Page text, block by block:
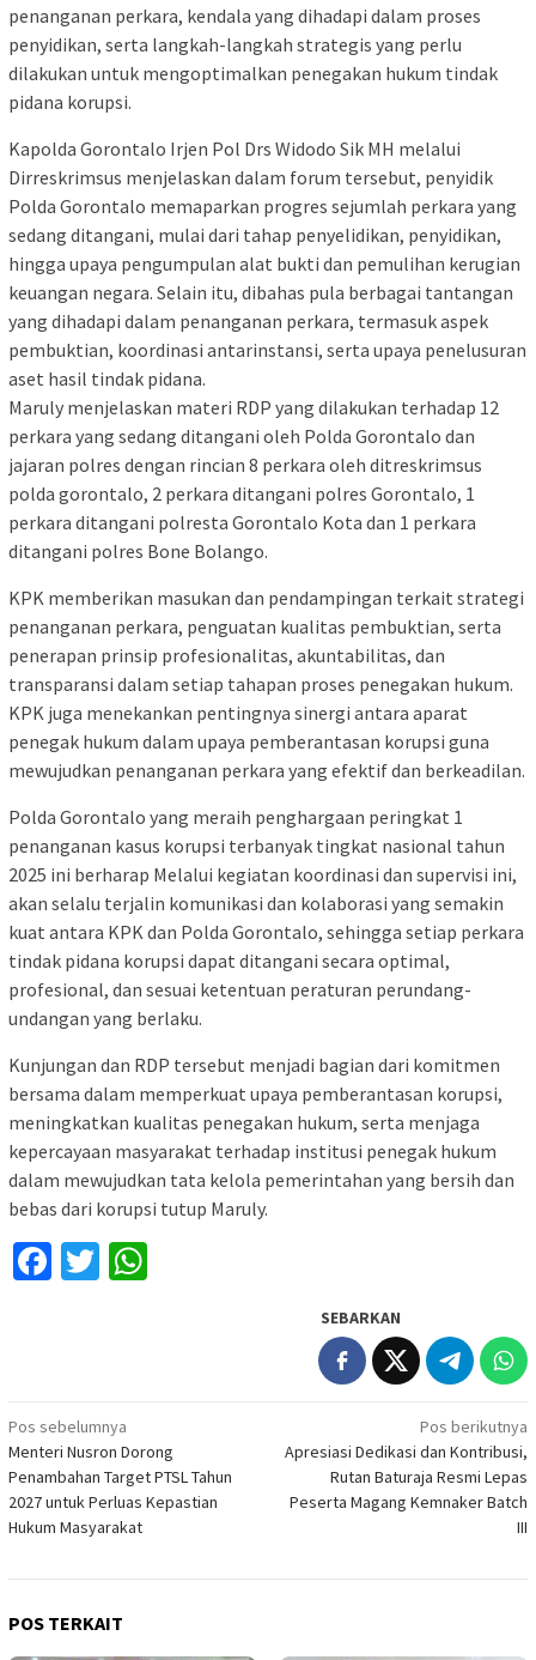
penanganan perkara, kendala yang dihadapi dalam proses
penyidikan, serta langkah-langkah strategis yang perlu
dilakukan untuk mengoptimalkan penegakan hukum tindak
pidana korupsi.
Kapolda Gorontalo Irjen Pol Drs Widodo Sik MH melalui
Dirreskrimsus menjelaskan dalam forum tersebut, penyidik
Polda Gorontalo memaparkan progres sejumlah perkara yang
sedang ditangani, mulai dari tahap penyelidikan, penyidikan,
hingga upaya pengumpulan alat bukti dan pemulihan kerugian
keuangan negara. Selain itu, dibahas pula berbagai tantangan
yang dihadapi dalam penanganan perkara, termasuk aspek
pembuktian, koordinasi antarinstansi, serta upaya penelusuran
aset hasil tindak pidana.
Maruly menjelaskan materi RDP yang dilakukan terhadap 12
perkara yang sedang ditangani oleh Polda Gorontalo dan
jajaran polres dengan rincian 8 perkara oleh ditreskrimsus
polda gorontalo, 2 perkara ditangani polres Gorontalo, 1
perkara ditangani polresta Gorontalo Kota dan 1 perkara
ditangani polres Bone Bolango.
KPK memberikan masukan dan pendampingan terkait strategi
penanganan perkara, penguatan kualitas pembuktian, serta
penerapan prinsip profesionalitas, akuntabilitas, dan
transparansi dalam setiap tahapan proses penegakan hukum.
KPK juga menekankan pentingnya sinergi antara aparat
penegak hukum dalam upaya pemberantasan korupsi guna
mewujudkan penanganan perkara yang efektif dan berkeadilan.
Polda Gorontalo yang meraih penghargaan peringkat 1
penanganan kasus korupsi terbanyak tingkat nasional tahun
2025 ini berharap Melalui kegiatan koordinasi dan supervisi ini,
akan selalu terjalin komunikasi dan kolaborasi yang semakin
kuat antara KPK dan Polda Gorontalo, sehingga setiap perkara
tindak pidana korupsi dapat ditangani secara optimal,
profesional, dan sesuai ketentuan peraturan perundang-
undangan yang berlaku.
Kunjungan dan RDP tersebut menjadi bagian dari komitmen
bersama dalam memperkuat upaya pemberantasan korupsi,
meningkatkan kualitas penegakan hukum, serta menjaga
kepercayaan masyarakat terhadap institusi penegak hukum
dalam mewujudkan tata kelola pemerintahan yang bersih dan
bebas dari korupsi tutup Maruly.
Facebook
Twitter
SEBARKAN
Navigasi
pos
Pos sebelumnya
Menteri Nusron Dorong
Penambahan Target PTSL Tahun
2027 untuk Perluas Kepastian
Hukum Masyarakat
Pos berikutnya
Apresiasi Dedikasi dan Kontribusi,
Rutan Baturaja Resmi Lepas
Peserta Magang Kemnaker Batch
III
POS TERKAIT